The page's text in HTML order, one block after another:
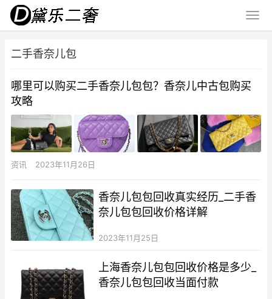
二手香奈儿包
哪里可以购买二手香奈儿包包？香奈儿中古包购买
攻略
资讯 2023年11月26日
香奈儿包包回收真实经历_二手香
奈儿包包回收价格详解
2023年11月25日
上海香奈儿包包回收价格是多少_
香奈儿包包回收当面付款